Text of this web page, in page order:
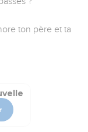
ton père et ta